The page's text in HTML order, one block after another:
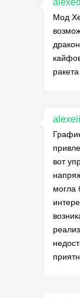
Мод
вот
могла